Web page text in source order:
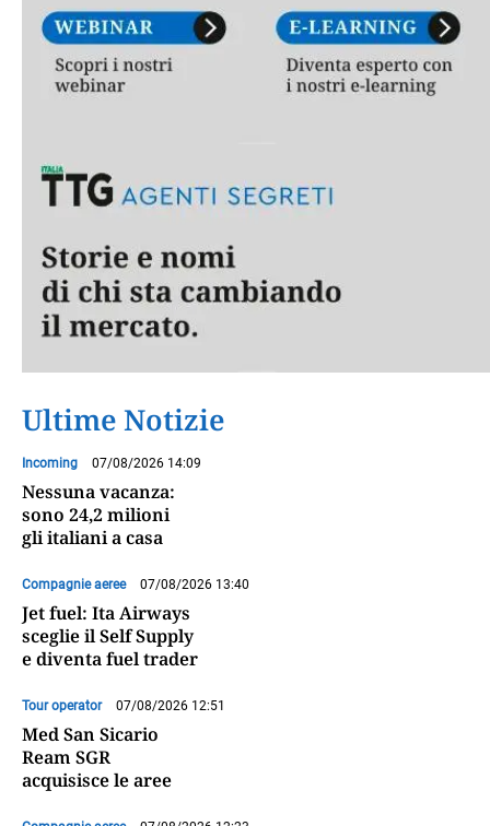
Ultime Notizie
Incoming 07/08/2026 14:09
Nessuna vacanza:
sono 24,2 milioni
gli italiani a casa
Compagnie aeree 07/08/2026 13:40
Jet fuel: Ita Airways
sceglie il Self Supply
e diventa fuel trader
Tour operator 07/08/2026 12:51
Med San Sicario
Ream SGR
acquisisce le aree